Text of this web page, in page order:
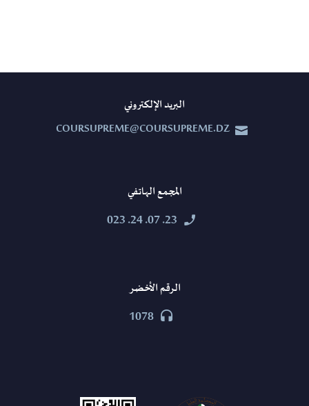
البريد الإلكتروني


COURSUPREME@COURSUPREME.DZ
المجمع الهاتفي


23. 07. 24. 023
الرقم الأخضر


1078